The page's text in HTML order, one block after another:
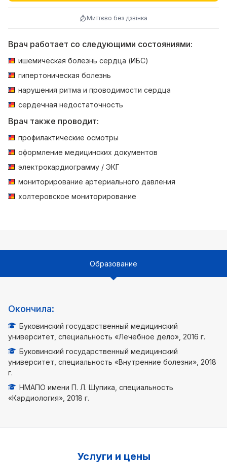
Миттєво без дзвінка
Врач работает со следующими состояниями:
ишемическая болезнь сердца (ИБС)
гипертоническая болезнь
нарушения ритма и проводимости сердца
сердечная недостаточность
Врач также проводит:
профилактические осмотры
оформление медицинских документов
электрокардиограмму / ЭКГ
мониторирование артериального давления
холтеровское мониторирование
Образование
Окончила:
Буковинский государственный медицинский
университет, специальность «Лечебное дело», 2016 г.
Буковинский государственный медицинский
университет, специальность «Внутренние болезни», 2018
г.
НМАПО имени П. Л. Шупика, специальность
«Кардиология», 2018 г.
Услуги и цены